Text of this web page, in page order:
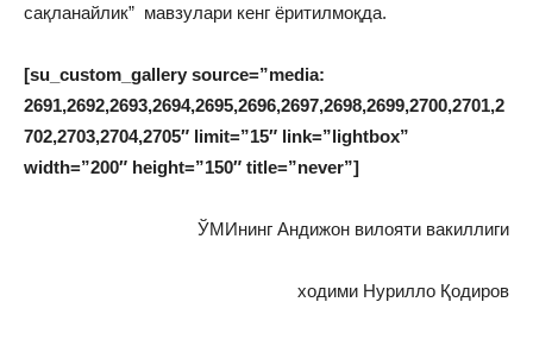
сақланайлик” мавзулари кенг ёритилмоқда.
[su_custom_gallery source=”media:
2691,2692,2693,2694,2695,2696,2697,2698,2699,2700,2701,2
702,2703,2704,2705″ limit=”15″ link=”lightbox”
width=”200″ height=”150″ title=”never”]
ЎМИнинг Андижон вилояти вакиллиги
ходими Нурилло Қодиров